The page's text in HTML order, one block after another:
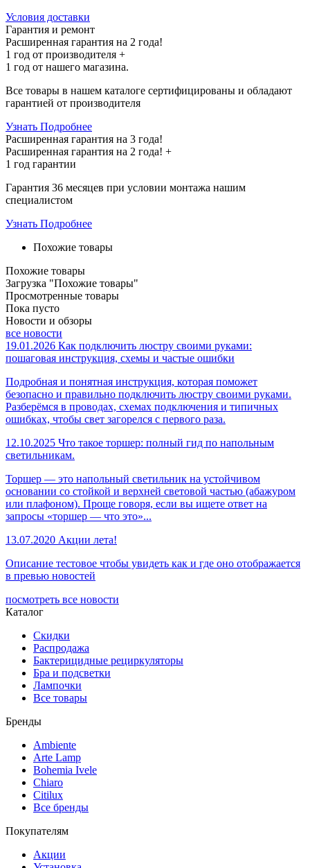
Условия доставки
Гарантия и ремонт
Расширенная гарантия на 2 года!
1 год от производителя +
1 год от нашего магазина.
Все товары в нашем каталоге сертифицированы и обладают
гарантией от производителя
Узнать Подробнее
Расширенная гарантия на 3 года!
Расширенная гарантия на 2 года! +
1 год гарантии
Гарантия 36 месяцев при условии монтажа нашим
специалистом
Узнать Подробнее
Похожие товары
Похожие товары
Загрузка "Похожие товары"
Просмотренные товары
Пока пусто
Новости и обзоры
все новости
19.01.2026 Как подключить люстру своими руками:
пошаговая инструкция, схемы и частые ошибки
Подробная и понятная инструкция, которая поможет
безопасно и правильно подключить люстру своими руками.
Разберёмся в проводах, схемах подключения и типичных
ошибках, чтобы свет загорелся с первого раза.
12.10.2025 Что такое торшер: полный гид по напольным
светильникам.
Торшер — это напольный светильник на устойчивом
основании со стойкой и верхней световой частью (абажуром
или плафоном). Проще говоря, если вы ищете ответ на
запросы «торшер — что это»...
13.07.2020 Акции лета!
Описание тестовое чтобы увидеть как и где оно отображается
в превью новостей
посмотреть все новости
Каталог
Скидки
Распродажа
Бактерицидные рециркуляторы
Бра и подсветки
Лампочки
Все товары
Бренды
Ambiente
Arte Lamp
Bohemia Ivele
Chiaro
Citilux
Все бренды
Покупателям
Акции